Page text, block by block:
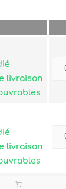
livraison
livraison